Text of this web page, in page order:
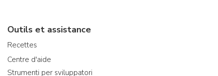
Outils et assistance
Recettes
Centre d'aide
Strumenti per sviluppatori